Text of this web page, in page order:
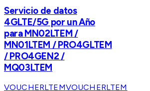
Servicio de datos
4GLTE/5G por un Año
para MN02LTEM /
MN01LTEM / PRO4GLTEM
/ PRO4GEN2 /
MQ03LTEM
VOUCHERLTEMVOUCHERLTEM